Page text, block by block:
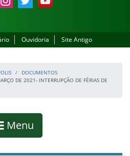
Ouvidoria Site Antigo
DOCUMENTOS
DE 2021- INTERRUPÇÃO DE FÉRIAS DE
Mostrar
Menu